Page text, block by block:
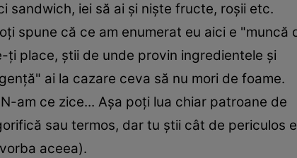
sandwich, iei să ai și niște fructe, roșii etc.
spune că ce am enumerat eu aici e "muncă
ți place, știi de unde provin ingredientele și
ai la cazare ceva să nu mori de foame.
am ce zice... Așa poți lua chiar patroane de
sau termos, dar tu știi cât de periculos e
aceea).